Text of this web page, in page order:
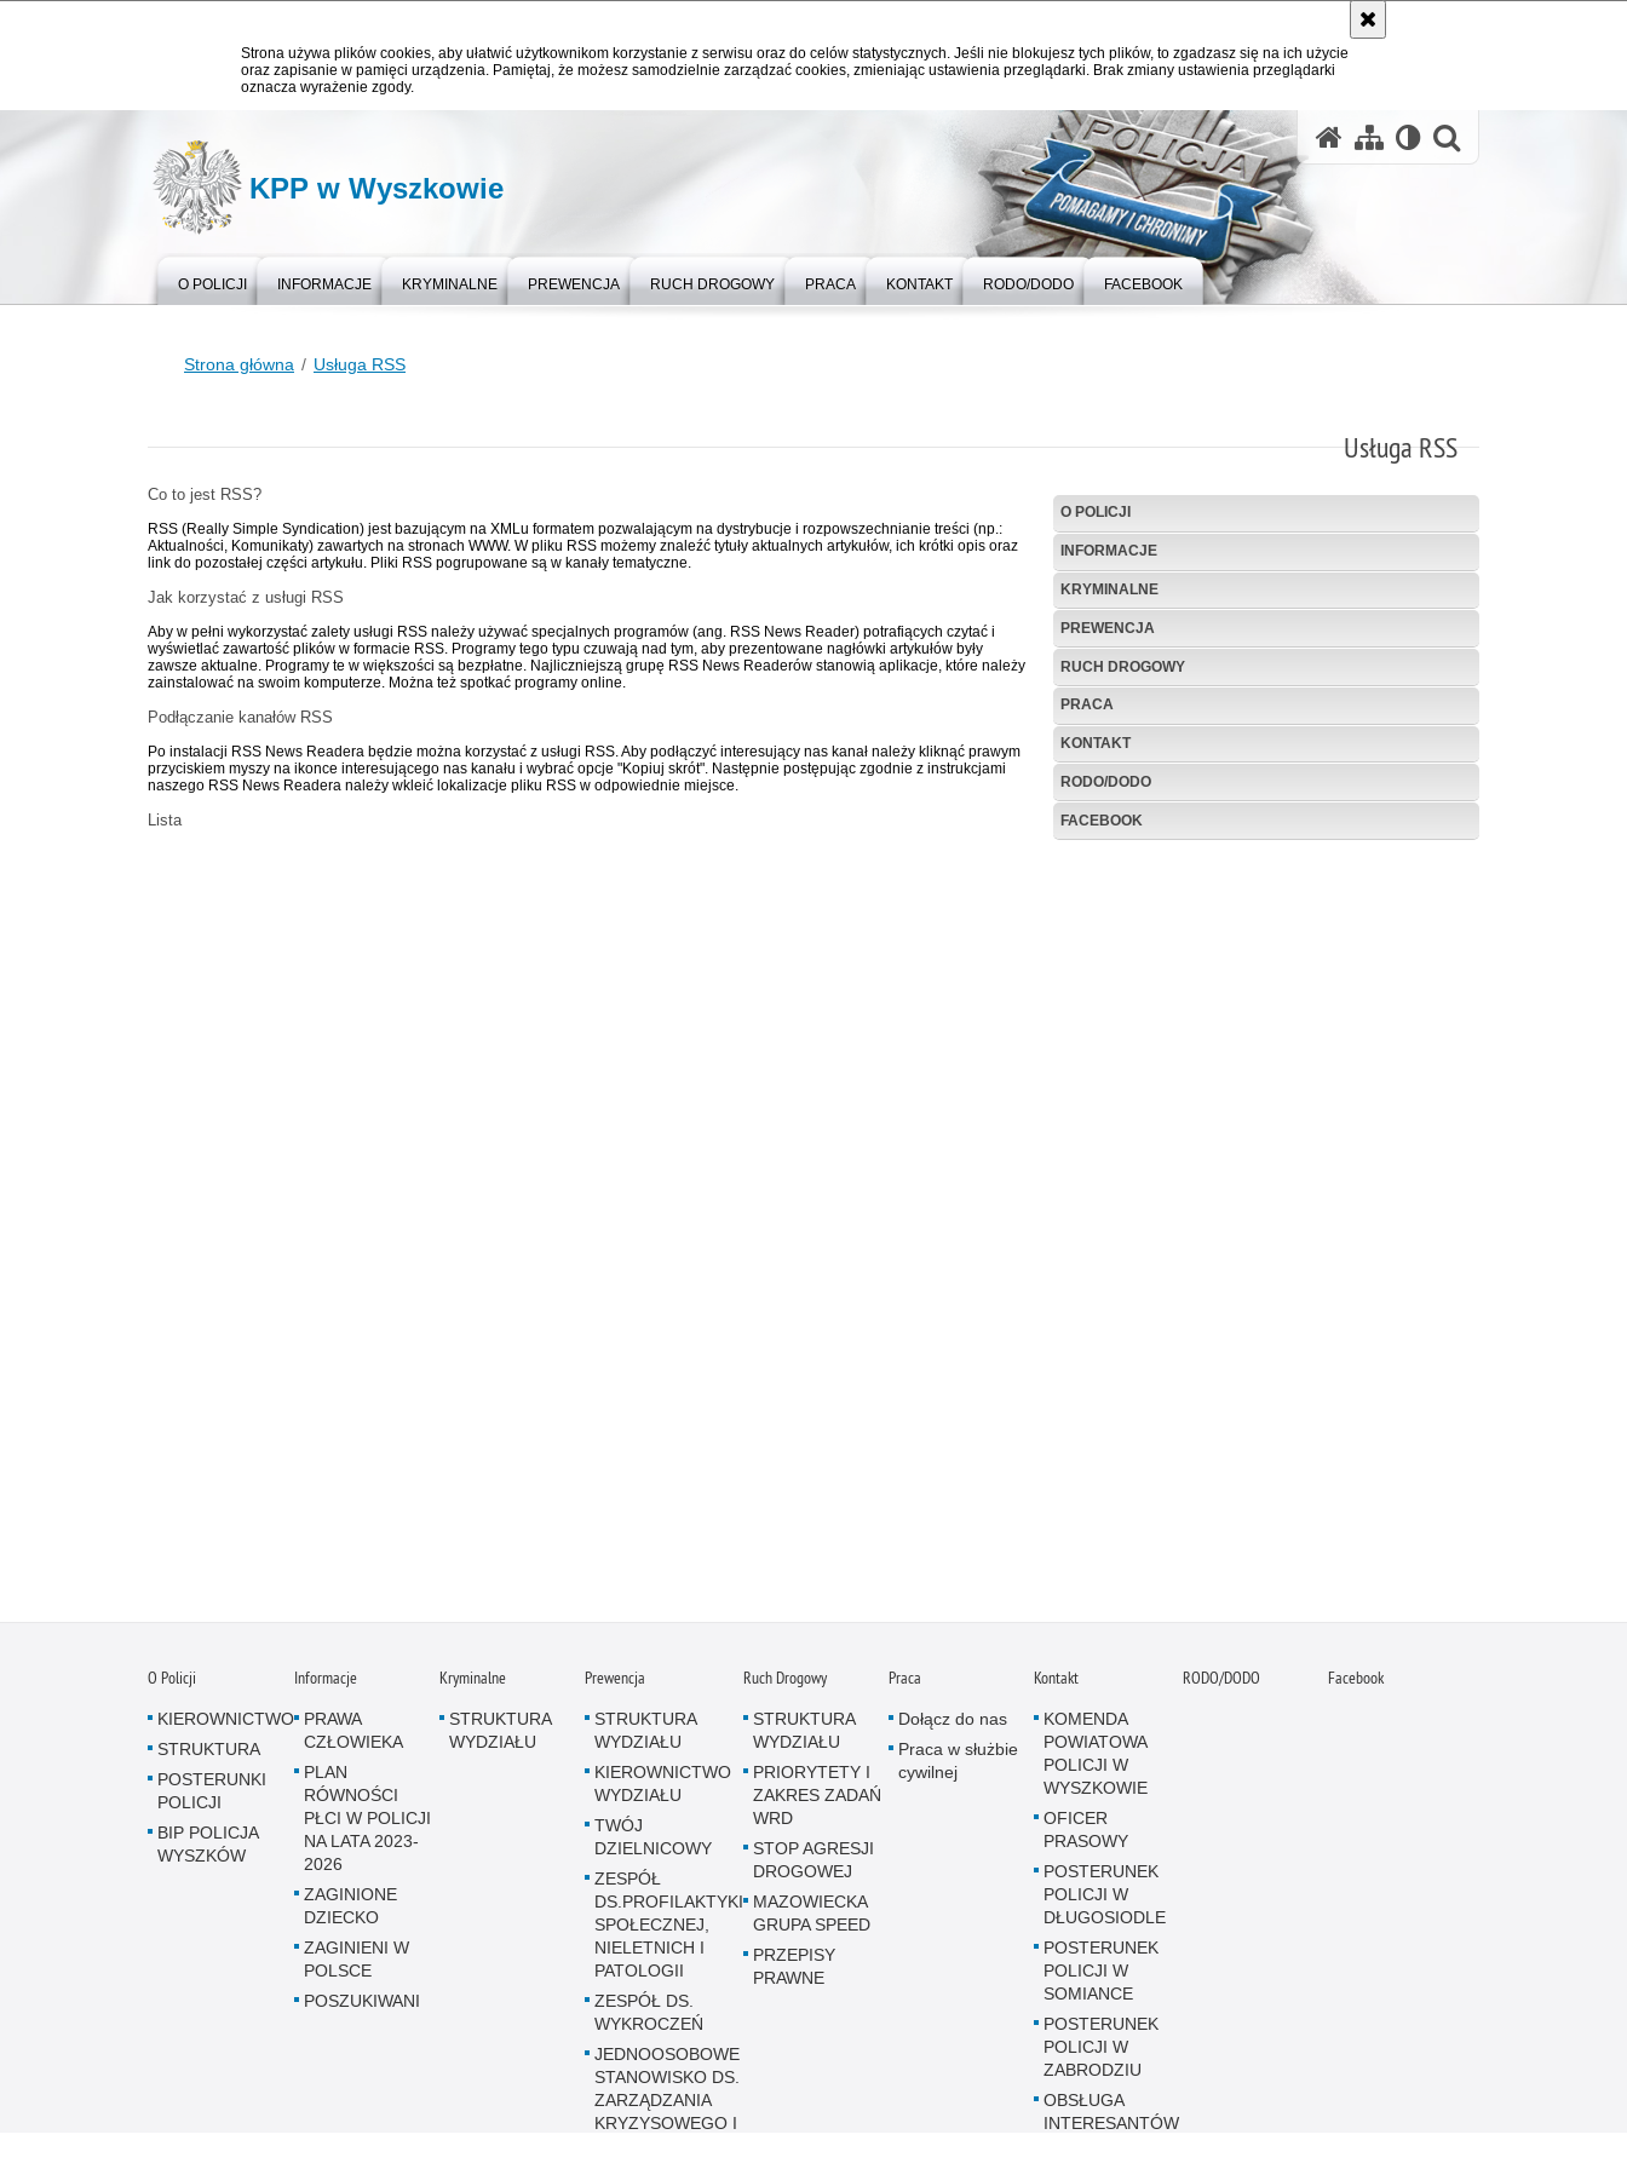
Strona używa plików cookies, aby ułatwić użytkownikom korzystanie z serwisu oraz do celów statystycznych. Jeśli nie blokujesz tych plików, to zgadzasz się na ich użycie
oraz zapisanie w pamięci urządzenia. Pamiętaj, że możesz samodzielnie zarządzać cookies, zmieniając ustawienia przeglądarki. Brak zmiany ustawienia przeglądarki
oznacza wyrażenie zgody.
KPP w Wyszkowie
O POLICJI INFORMACJE KRYMINALNE PREWENCJA RUCH DROGOWY PRACA KONTAKT RODO/DODO FACEBOOK
Strona główna Usługa RSS
Usługa RSS
O POLICJI
INFORMACJE
KRYMINALNE
PREWENCJA
RUCH DROGOWY
PRACA
KONTAKT
RODO/DODO
FACEBOOK
Co to jest RSS?
RSS (Really Simple Syndication) jest bazującym na XMLu formatem pozwalającym na dystrybucje i rozpowszechnianie treści (np.:
Aktualności, Komunikaty) zawartych na stronach WWW. W pliku RSS możemy znaleźć tytuły aktualnych artykułów, ich krótki opis oraz
link do pozostałej części artykułu. Pliki RSS pogrupowane są w kanały tematyczne.
Jak korzystać z usługi RSS
Aby w pełni wykorzystać zalety usługi RSS należy używać specjalnych programów (ang. RSS News Reader) potrafiących czytać i
wyświetlać zawartość plików w formacie RSS. Programy tego typu czuwają nad tym, aby prezentowane nagłówki artykułów były
zawsze aktualne. Programy te w większości są bezpłatne. Najliczniejszą grupę RSS News Readerów stanowią aplikacje, które należy
zainstalować na swoim komputerze. Można też spotkać programy online.
Podłączanie kanałów RSS
Po instalacji RSS News Readera będzie można korzystać z usługi RSS. Aby podłączyć interesujący nas kanał należy kliknąć prawym
przyciskiem myszy na ikonce interesującego nas kanału i wybrać opcje "Kopiuj skrót". Następnie postępując zgodnie z instrukcjami
naszego RSS News Readera należy wkleić lokalizacje pliku RSS w odpowiednie miejsce.
Lista
O Policji
KIEROWNICTWO
STRUKTURA
POSTERUNKI
POLICJI
BIP POLICJA
WYSZKÓW
Informacje
PRAWA
CZŁOWIEKA
PLAN
RÓWNOŚCI
PŁCI W POLICJI
NA LATA 2023-
2026
ZAGINIONE
DZIECKO
ZAGINIENI W
POLSCE
POSZUKIWANI
Kryminalne
STRUKTURA
WYDZIAŁU
Prewencja
STRUKTURA
WYDZIAŁU
KIEROWNICTWO
WYDZIAŁU
TWÓJ
DZIELNICOWY
ZESPÓŁ
DS.PROFILAKTYKI
SPOŁECZNEJ,
NIELETNICH I
PATOLOGII
ZESPÓŁ DS.
WYKROCZEŃ
JEDNOOSOBOWE
STANOWISKO DS.
ZARZĄDZANIA
KRYZYSOWEGO I
Ruch Drogowy
STRUKTURA
WYDZIAŁU
PRIORYTETY I
ZAKRES ZADAŃ
WRD
STOP AGRESJI
DROGOWEJ
MAZOWIECKA
GRUPA SPEED
PRZEPISY
PRAWNE
Praca
Dołącz do nas
Praca w służbie
cywilnej
Kontakt
KOMENDA
POWIATOWA
POLICJI W
WYSZKOWIE
OFICER
PRASOWY
POSTERUNEK
POLICJI W
DŁUGOSIODLE
POSTERUNEK
POLICJI W
SOMIANCE
POSTERUNEK
POLICJI W
ZABRODZIU
OBSŁUGA
INTERESANTÓW
RODO/DODO Facebook